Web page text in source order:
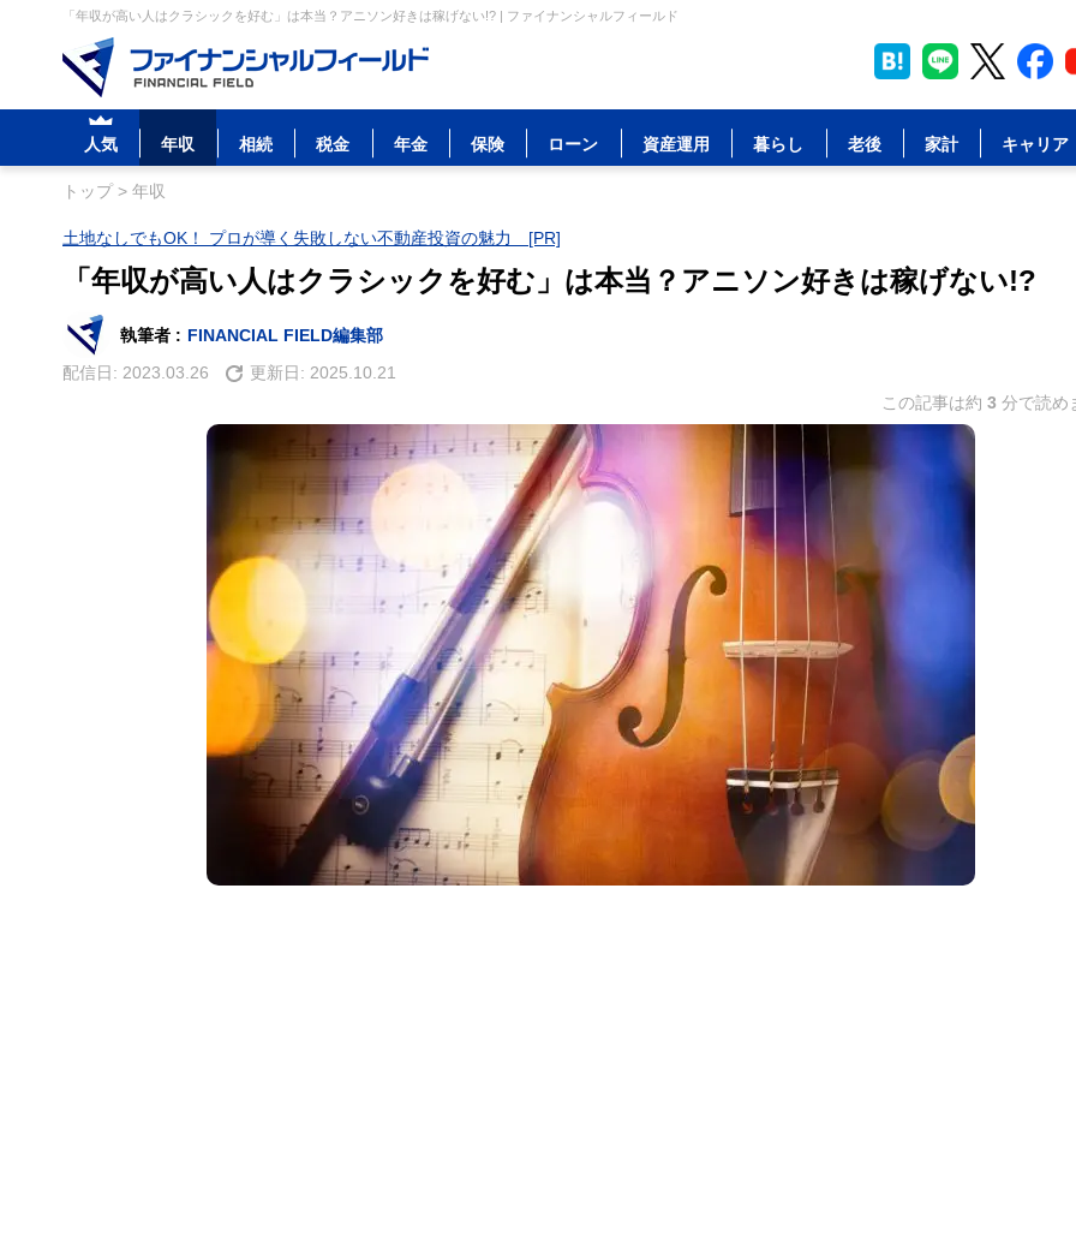
「年収が高い人はクラシックを好む」は本当？アニソン好きは稼げない!? | ファイナンシャルフィールド
人気 年収 相続 税金 年金 保険 ローン 資産運用 暮らし 老後 家計 キャリア
トップ> 年収
土地なしでもOK！ プロが導く失敗しない不動産投資の魅力 [PR]
「年収が高い人はクラシックを好む」は本当？アニソン好きは稼げない!?
執筆者 : FINANCIAL FIELD編集部
配信日: 2023.03.26 更新日: 2025.10.21
この記事は約 3 分で読め